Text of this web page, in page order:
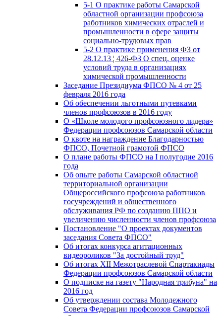
5-1 О практике работы Самарской
областной организации профсоюза
работников химических отраслей и
промышленности в сфере защиты
социально-трудовых прав
5-2 О практике применения ФЗ от
28.12.13 ¦ 426-ФЗ О спец. оценке
условий труда в организациях
химической промышленности
Заседание Президиума ФПСО № 4 от 25
февраля 2016 года
Об обеспечении льготными путевками
членов профсоюзов в 2016 году
О «Школе молодого профсоюзного лидера»
Федерации профсоюзов Самарской области
О квоте на награждение Благодарностью
ФПСО, Почетной грамотой ФПСО
О плане работы ФПСО на I полугодие 2016
года
Об опыте работы Самарской областной
территориальной организации
Общероссийского профсоюза работников
госучреждений и общественного
обслуживания РФ по созданию ППО и
увеличению численности членов профсоюза
Постановление "О проектах документов
заседания Совета ФПСО"
Об итогах конкурса агитационных
видеороликов "За достойный труд"
Об итогах XII Межотраслевой Спартакиады
Федерации профсоюзов Самарской области
О подписке на газету "Народная трибуна" на
2016 год
Об утверждении состава Молодежного
Совета Федерации профсоюзов Самарской